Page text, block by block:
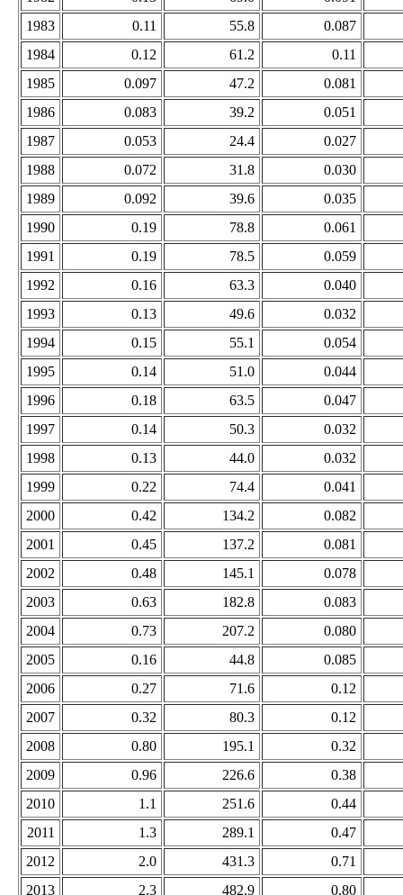
1983
0.11 55.8
0.087
1984
0.12 61.2
0.11
1985
0.097 47.2
0.081
1986
0.083 39.2
0.051
1987
0.053 24.4
0.027
1988
0.072 31.8
0.030
1989
0.092 39.6
0.035
1990
0.19 78.8
0.061
1991
0.19 78.5
0.059
1992
0.16 63.3
0.040
1993
0.13 49.6
0.032
1994
0.15 55.1
0.054
1995
0.14 51.0
0.044
1996
0.18 63.5
0.047
1997
0.14 50.3
0.032
1998
0.13 44.0
0.032
1999
0.22 74.4
0.041
2000
0.42 134.2
0.082
2001
0.45 137.2
0.081
2002
0.48 145.1
0.078
2003
0.63 182.8
0.083
2004
0.73 207.2
0.080
2005
0.16 44.8
0.085
2006
0.27 71.6
0.12
2007
0.32 80.3
0.12
2008
0.80 195.1
0.32
2009
0.96 226.6
0.38
2010
1.1 251.6
0.44
2011
1.3 289.1
0.47
2012
2.0 431.3
0.71
2013
2.3 482.9
0.80